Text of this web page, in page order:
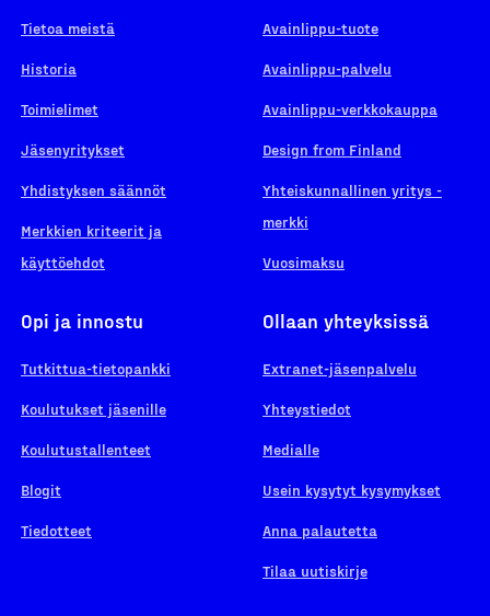
Tietoa meistä
Historia
Toimielimet
Jäsenyritykset
Yhdistyksen säännöt
Merkkien kriteerit ja
käyttöehdot
Avainlippu-tuote
Avainlippu-palvelu
Avainlippu-verkkokauppa
Design from Finland
Yhteiskunnallinen yritys -
merkki
Vuosimaksu
Opi ja innostu
Tutkittua-tietopankki
Koulutukset jäsenille
Koulutustallenteet
Blogit
Tiedotteet
Ollaan yhteyksissä
Extranet-jäsenpalvelu
Yhteystiedot
Medialle
Usein kysytyt kysymykset
Anna palautetta
Tilaa uutiskirje